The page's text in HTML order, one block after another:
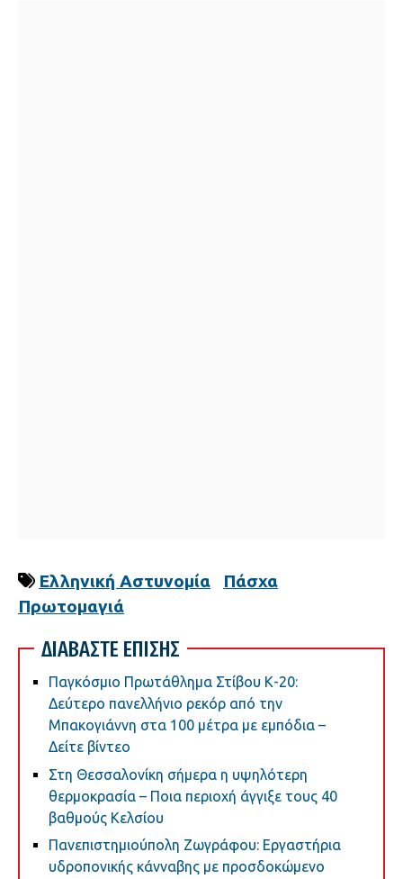
Ελληνική Αστυνομία
Πάσχα
Πρωτομαγιά
ΔΙΑΒΑΣΤΕ ΕΠΙΣΗΣ
Παγκόσμιο Πρωτάθλημα Στίβου Κ-20:
Δεύτερο πανελλήνιο ρεκόρ από την
Μπακογιάννη στα 100 μέτρα με εμπόδια –
Δείτε βίντεο
Στη Θεσσαλονίκη σήμερα η υψηλότερη
θερμοκρασία – Ποια περιοχή άγγιξε τους 40
βαθμούς Κελσίου
Πανεπιστημιούπολη Ζωγράφου: Εργαστήρια
υδροπονικής κάνναβης με προσδοκώμενο